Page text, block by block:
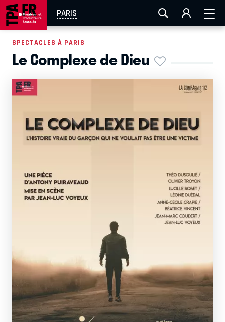
PARIS
AIX-MARSEILLE LA ROCHELLE
EN TOURNÉE
SPECTACLES À PARIS
Le Complexe de Dieu